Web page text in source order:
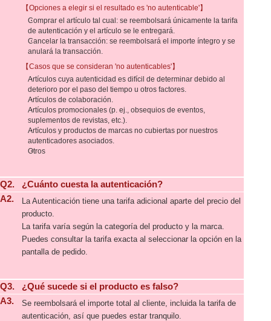
【Opciones a elegir si el resultado es 'no autenticable'】
Comprar el artículo tal cual: se reembolsará únicamente la tarifa
de autenticación y el artículo se le entregará.
Cancelar la transacción: se reembolsará el importe íntegro y se
anulará la transacción.
【Casos que se consideran 'no autenticables'】
Artículos cuya autenticidad es difícil de determinar debido al
deterioro por el paso del tiempo u otros factores.
Artículos de colaboración.
Artículos promocionales (p. ej., obsequios de eventos,
suplementos de revistas, etc.).
Artículos y productos de marcas no cubiertas por nuestros
autenticadores asociados.
Otros
Q2.
¿Cuánto cuesta la autenticación?
A2.
La Autenticación tiene una tarifa adicional aparte del precio del
producto.
La tarifa varía según la categoría del producto y la marca.
Puedes consultar la tarifa exacta al seleccionar la opción en la
pantalla de pedido.
Q3.
¿Qué sucede si el producto es falso?
A3.
Se reembolsará el importe total al cliente, incluida la tarifa de
autenticación, así que puedes estar tranquilo.